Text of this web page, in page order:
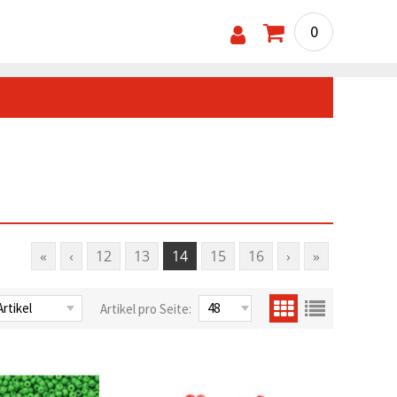
0
« ‹ 12 13 14 15 16 › »
Artikel pro Seite: